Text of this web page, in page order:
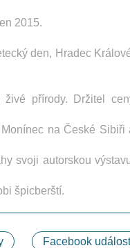
2015.
den, Hradec
živé přírody. Držitel
na České Sibiři
svoji autorskou
špicberští.
Facebook